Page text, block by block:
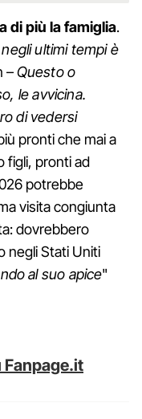
di più la famiglia.
ultimi tempi è
–Questo o
le avvicina.
di vedersi
pronti che mai a
figli, pronti ad
potrebbe
visita congiunta
dovrebbero
negli Stati Uniti
al suo apice"
Fanpage.it